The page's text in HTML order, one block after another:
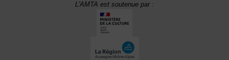
L'AMTA est soutenue par :